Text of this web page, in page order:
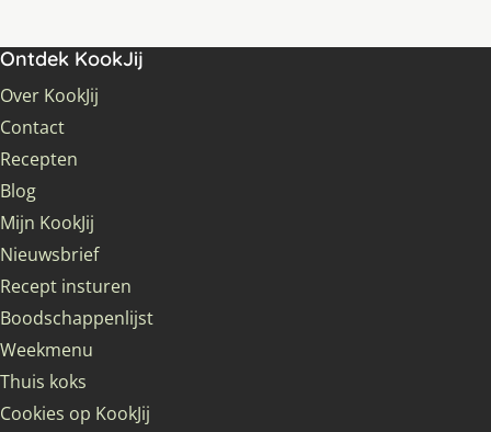
Ontdek KookJij
Over KookJij
Contact
Recepten
Blog
Mijn KookJij
Nieuwsbrief
Recept insturen
Boodschappenlijst
Weekmenu
Thuis koks
Cookies op KookJij